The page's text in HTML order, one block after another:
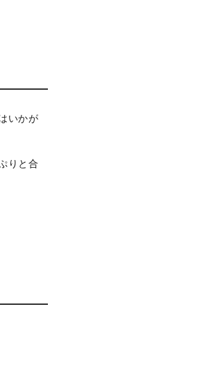
いかが
りと合